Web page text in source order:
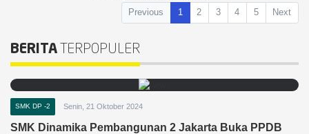
Previous
1 2 3 4 5 Next
BERITA TERPOPULER
SMK DP -2 Senin, 21 Oktober 2024
SMK Dinamika Pembangunan 2 Jakarta Buka PPDB